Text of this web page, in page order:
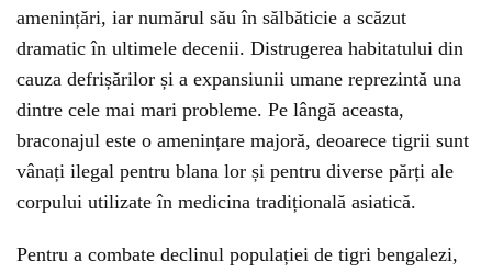
amenințări, iar numărul său în sălbăticie a scăzut
dramatic în ultimele decenii. Distrugerea habitatului din
cauza defrișărilor și a expansiunii umane reprezintă una
dintre cele mai mari probleme. Pe lângă aceasta,
braconajul este o amenințare majoră, deoarece tigrii sunt
vânați ilegal pentru blana lor și pentru diverse părți ale
corpului utilizate în medicina tradițională asiatică.
Pentru a combate declinul populației de tigri bengalezi,